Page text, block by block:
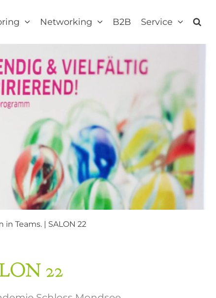
Networking B2B Service
Teams. | SALON 22
22